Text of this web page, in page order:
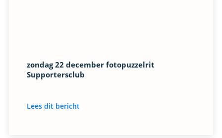
zondag 22 december fotopuzzelrit
Supportersclub
Lees dit bericht